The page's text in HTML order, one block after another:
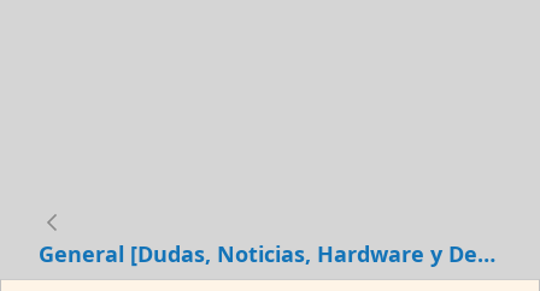
General [Dudas, Noticias, Hardware y Debates]